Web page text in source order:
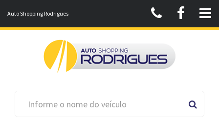
Auto Shopping Rodrigues